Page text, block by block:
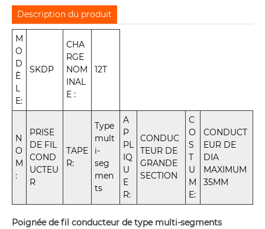
Description du produit
M
O
D
È
L
E:
SKDP
CHA
RGE
NOM
INAL
E :
12T
N
O
M
:
PRISE
DE FIL
COND
UCTEU
R
TAPE
R:
Type
mult
i-
seg
men
ts
A
P
PL
IQ
U
E
R:
CONDUC
TEUR DE
GRANDE
SECTION
C
O
S
T
U
M
E:
CONDUCT
EUR DE
DIA
MAXIMUM
35MM
Poignée de fil conducteur de type multi-segments